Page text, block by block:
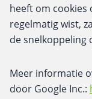
heeft om cookies
regelmatig wist,
de snelkoppeling
Meer informatie
door Google Inc.: